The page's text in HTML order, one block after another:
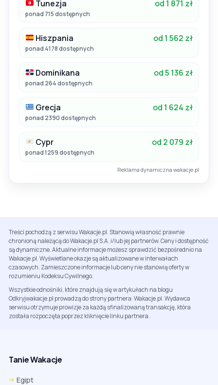
Tunezja od 1 871 zł
ponad 715 dostępnych
Hiszpania od 1 562 zł
ponad 4178 dostępnych
Dominikana od 5 136 zł
ponad 264 dostępnych
Grecja od 1 624 zł
ponad 2390 dostępnych
Cypr od 2 079 zł
ponad 1259 dostępnych
Reklama dynamiczna wakacje.pl
Treści pochodzą z serwisu Wakacje.pl. Stanowią własność prawnie
chronioną należącą do Wakacje.pl S.A. i/lub jej partnerów. Ceny i dostępność
są dynamiczne. Aktualne informacje możesz sprawdzić bezpośrednio na
Wakacje.pl. Wyświetlane okazje są aktualizowane w interwałach
czasowych. Zamieszczone informacje lub ceny nie stanowią oferty w
rozumieniu Kodeksu Cywilnego.
Wszystkie odnośniki, które znajdują się w artykułach na blogu
Odkryjwakacje.pl prowadzą do strony partnera: Wakacje.pl. Wydawca
serwisu otrzymuje prowizje za każdą sfinalizowaną transakcję, która
została rozpoczęta poprzez kliknięcie linku partnera.
Tanie Wakacje
Egipt